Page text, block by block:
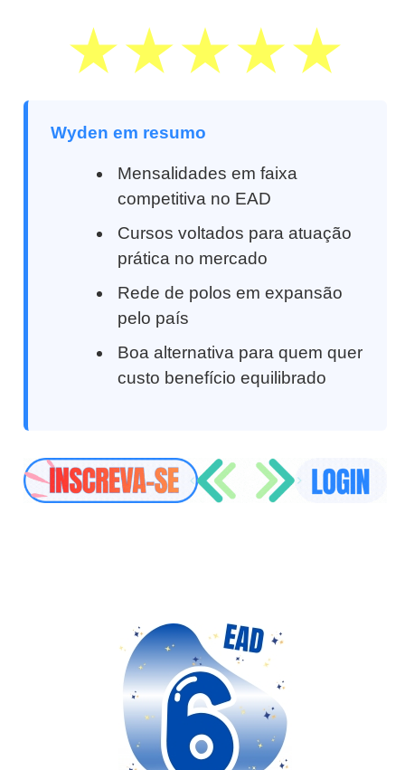
Wyden em resumo
Mensalidades em faixa
competitiva no EAD
Cursos voltados para atuação
prática no mercado
Rede de polos em expansão
pelo país
Boa alternativa para quem quer
custo benefício equilibrado